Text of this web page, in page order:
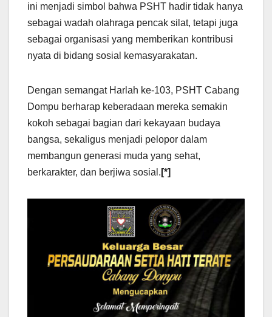
ini menjadi simbol bahwa PSHT hadir tidak hanya
sebagai wadah olahraga pencak silat, tetapi juga
sebagai organisasi yang memberikan kontribusi
nyata di bidang sosial kemasyarakatan.
Dengan semangat Harlah ke-103, PSHT Cabang
Dompu berharap keberadaan mereka semakin
kokoh sebagai bagian dari kekayaan budaya
bangsa, sekaligus menjadi pelopor dalam
membangun generasi muda yang sehat,
berkarakter, dan berjiwa sosial. [*]